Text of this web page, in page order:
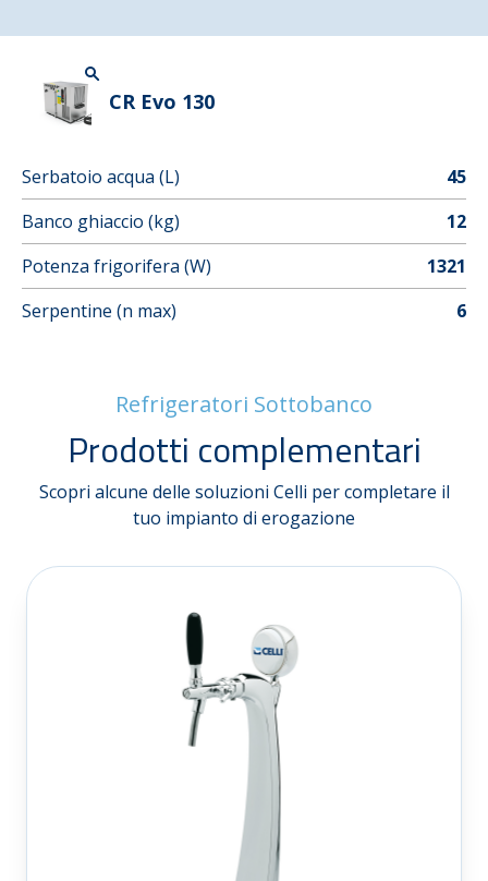
CR Evo 130
Serbatoio acqua (L)
45
Banco ghiaccio (kg)
12
Potenza frigorifera (W)
1321
Serpentine (n max)
6
Refrigeratori Sottobanco
Prodotti complementari
Scopri alcune delle soluzioni Celli per completare il
tuo impianto di erogazione